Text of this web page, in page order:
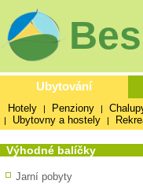
Ubytování
Hotely | Penziony |
| Ubytovny a hostely |
Výhodné balíčky
Jarní pobyty